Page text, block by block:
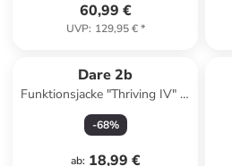
60,99 €
UVP: 129,95 €*
Dare 2b
Funktionsjacke "Thriving IV" in
Türkis
-68%
ab: 18,99 €